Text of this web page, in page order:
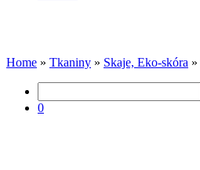
Home » Tkaniny » Skaje, Eko-skóra »
0